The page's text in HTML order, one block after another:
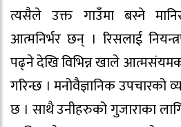
त्यसैले उक्त गाउँमा बस्ने
आत्मनिर्भर छन् । रिसलाई
पढ्ने देखि विभिन्न खाले
गरिन्छ । मनोवैज्ञानिक उपचारको
छ । साथै उनीहरुको गुजाराका